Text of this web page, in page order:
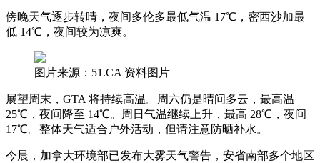
傍晚天气逐步转晴，夜间多伦多最低气温 17℃，密西沙加最
低 14℃，夜间较为凉爽。
图片来源：51.CA 资料图片
展望周末，GTA 将持续高温。周六仍是晴间多云，最高温
25℃，夜间降至 14℃。周日气温继续上升，最高 28℃，夜间
17℃。整体天气适合户外活动，但请注意防晒补水。
今晨，加拿大环境部已发布大雾天气警告，安省南部多个地区